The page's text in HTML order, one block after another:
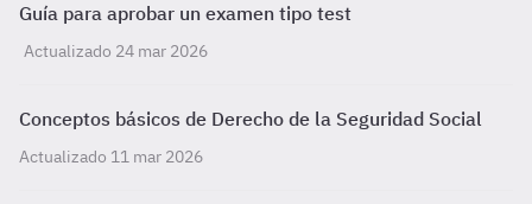
Guía para aprobar un examen tipo test
Actualizado 24 mar 2026
Conceptos básicos de Derecho de la Seguridad Social
Actualizado 11 mar 2026